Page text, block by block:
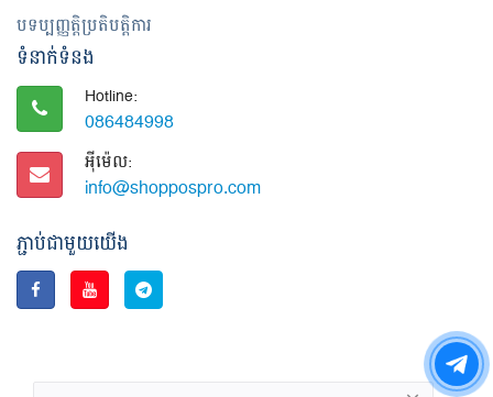
បទប្បញ្ញត្តិប្រតិបត្តិការ
ទំនាក់ទំនង
Hotline:
086484998
អ៊ី​ម៉េ​ល:
info@shoppospro.com
ភ្ជាប់ជាមួយយើង